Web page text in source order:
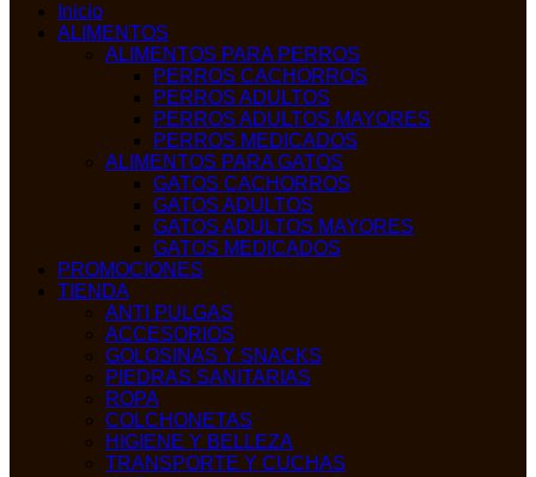
Inicio
ALIMENTOS
ALIMENTOS PARA PERROS
PERROS CACHORROS
PERROS ADULTOS
PERROS ADULTOS MAYORES
PERROS MEDICADOS
ALIMENTOS PARA GATOS
GATOS CACHORROS
GATOS ADULTOS
GATOS ADULTOS MAYORES
GATOS MEDICADOS
PROMOCIONES
TIENDA
ANTI PULGAS
ACCESORIOS
GOLOSINAS Y SNACKS
PIEDRAS SANITARIAS
ROPA
COLCHONETAS
HIGIENE Y BELLEZA
TRANSPORTE Y CUCHAS